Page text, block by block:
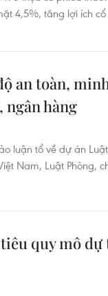
4,5%, tăng lợi ích
an toàn,
hàng
luận tổ về dự án
Nam, Luật Phòng,
quy mô dự